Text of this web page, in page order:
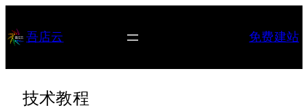
至 吾店云 免费建站
技术教程